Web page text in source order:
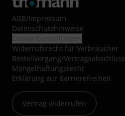
AGB/Impressum
Datenschutzhinweise
Widerrufsrecht für Verbraucher
Bestellvorgang/Vertragsabschluss
Mängelhaftungsrecht
Erklärung zur Barrierefreiheit
Vertrag widerrufen